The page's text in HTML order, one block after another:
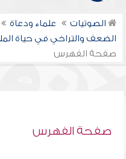
الصوتيات علماء ودعاة
الضعف والتراخي في حياة
صفحة الفهرس
صفحة الفهرس